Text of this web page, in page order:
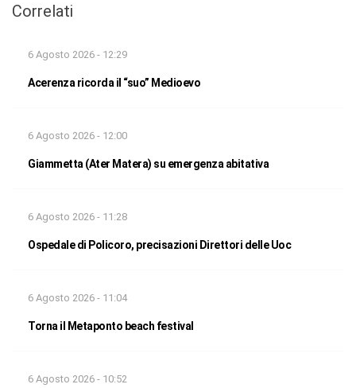
Correlati
6 Agosto 2026 - 12:29
Acerenza ricorda il “suo” Medioevo
6 Agosto 2026 - 12:00
Giammetta (Ater Matera) su emergenza abitativa
6 Agosto 2026 - 11:28
Ospedale di Policoro, precisazioni Direttori delle Uoc
6 Agosto 2026 - 11:04
Torna il Metaponto beach festival
6 Agosto 2026 - 10:52